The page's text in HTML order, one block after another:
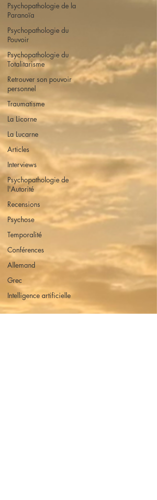
Psychopathologie de la
Paranoïa
Psychopathologie du
Pouvoir
Psychopathologie du
Totalitarisme
Retrouver son pouvoir
personnel
Traumatisme
La Licorne
La Lucarne
Articles
Interviews
Psychopathologie de
l'Autorité
Recensions
Psychose
Temporalité
Conférences
Allemand
Grec
Intelligence artificielle